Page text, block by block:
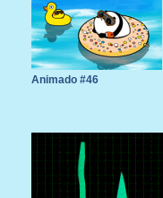
Animado #46